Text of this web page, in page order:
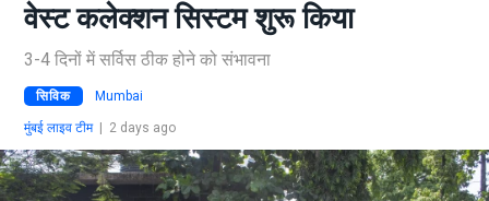
वेस्ट कलेक्शन सिस्टम शुरू किया
3-4 दिनों में सर्विस ठीक होने को संभावना
सिविक Mumbai
मुंबई लाइव टीम| 2 days ago